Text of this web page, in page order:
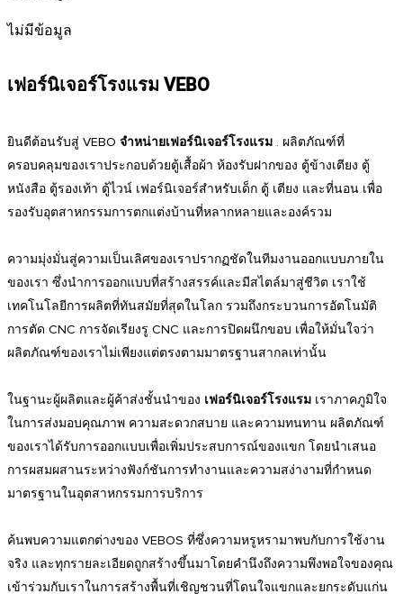
ไม่มีข้อมูล
เฟอร์นิเจอร์โรงแรม VEBO
ยินดีต้อนรับสู่ VEBO จำหน่ายเฟอร์นิเจอร์โรงแรม . ผลิตภัณฑ์ที่
ครอบคลุมของเราประกอบด้วยตู้เสื้อผ้า ห้องรับฝากของ ตู้ข้างเตียง ตู้
หนังสือ ตู้รองเท้า ตู้ไวน์ เฟอร์นิเจอร์สำหรับเด็ก ตู้ เตียง และที่นอน เพื่อ
รองรับอุตสาหกรรมการตกแต่งบ้านที่หลากหลายและองค์รวม
ความมุ่งมั่นสู่ความเป็นเลิศของเราปรากฏชัดในทีมงานออกแบบภายใน
ของเรา ซึ่งนำการออกแบบที่สร้างสรรค์และมีสไตล์มาสู่ชีวิต เราใช้
เทคโนโลยีการผลิตที่ทันสมัยที่สุดในโลก รวมถึงกระบวนการอัตโนมัติ
การตัด CNC การจัดเรียงรู CNC และการปิดผนึกขอบ เพื่อให้มั่นใจว่า
ผลิตภัณฑ์ของเราไม่เพียงแต่ตรงตามมาตรฐานสากลเท่านั้น
ในฐานะผู้ผลิตและผู้ค้าส่งชั้นนำของ เฟอร์นิเจอร์โรงแรม เราภาคภูมิใจ
ในการส่งมอบคุณภาพ ความสะดวกสบาย และความทนทาน ผลิตภัณฑ์
ของเราได้รับการออกแบบเพื่อเพิ่มประสบการณ์ของแขก โดยนำเสนอ
การผสมผสานระหว่างฟังก์ชันการทำงานและความสง่างามที่กำหนด
มาตรฐานในอุตสาหกรรมการบริการ
ค้นพบความแตกต่างของ VEBOS ที่ซึ่งความหรูหรามาพบกับการใช้งาน
จริง และทุกรายละเอียดถูกสร้างขึ้นมาโดยคำนึงถึงความพึงพอใจของคุณ
เข้าร่วมกับเราในการสร้างพื้นที่เชิญชวนที่โดนใจแขกและยกระดับแก่น